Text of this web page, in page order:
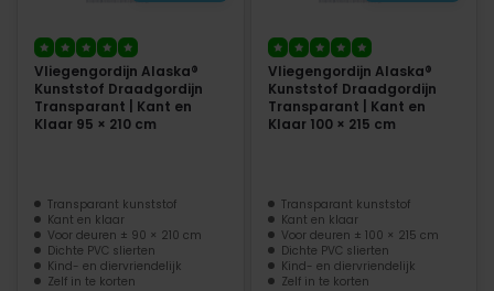
Vliegengordijn Alaska®
Kunststof Draadgordijn
Transparant | Kant en
Klaar 95 × 210 cm
Transparant kunststof
Kant en klaar
Voor deuren ± 90 × 210 cm
Dichte PVC slierten
Kind- en diervriendelijk
Zelf in te korten
Vliegengordijn Alaska®
Kunststof Draadgordijn
Transparant | Kant en
Klaar 100 × 215 cm
Transparant kunststof
Kant en klaar
Voor deuren ± 100 × 215 cm
Dichte PVC slierten
Kind- en diervriendelijk
Zelf in te korten